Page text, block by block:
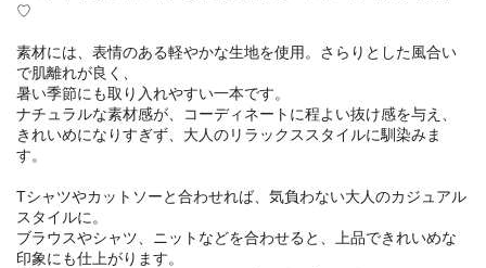
♡
素材には、表情のある軽やかな生地を使用。さらりとした風合い
で肌離れが良く、
暑い季節にも取り入れやすい一本です。
ナチュラルな素材感が、コーディネートに程よい抜け感を与え、
きれいめになりすぎず、大人のリラックススタイルに馴染みま
す。
Tシャツやカットソーと合わせれば、気負わない大人のカジュアル
スタイルに。
ブラウスやシャツ、ニットなどを合わせると、上品できれいめな
印象にも仕上がります。